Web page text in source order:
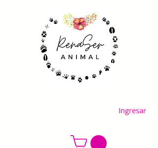
Ingresar